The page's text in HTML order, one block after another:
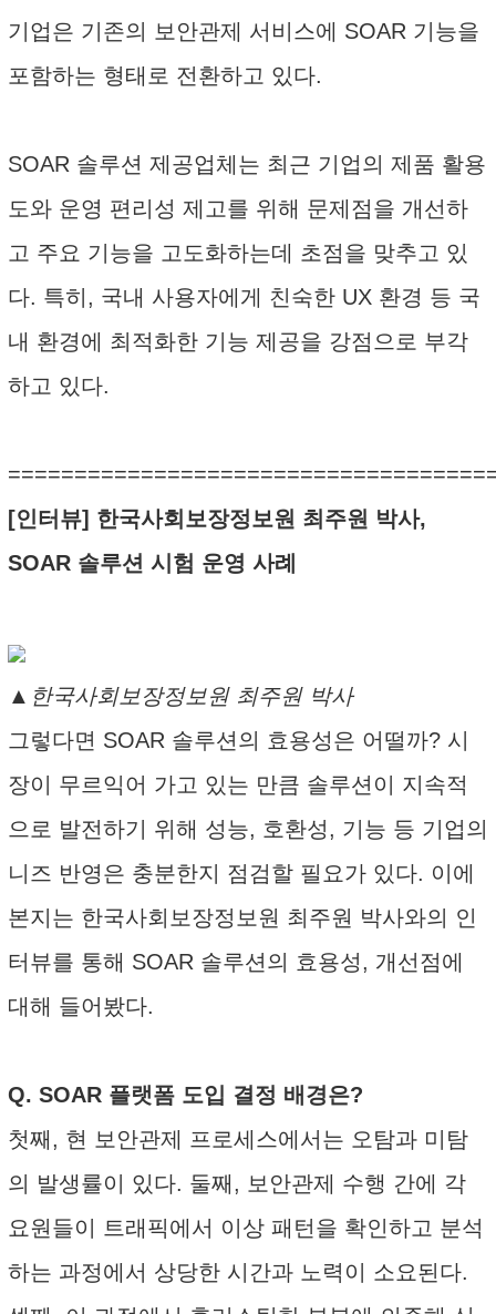
기업은 기존의 보안관제 서비스에 SOAR 기능을
포함하는 형태로 전환하고 있다.
SOAR 솔루션 제공업체는 최근 기업의 제품 활용
도와 운영 편리성 제고를 위해 문제점을 개선하
고 주요 기능을 고도화하는데 초점을 맞추고 있
다. 특히, 국내 사용자에게 친숙한 UX 환경 등 국
내 환경에 최적화한 기능 제공을 강점으로 부각
하고 있다.
[인터뷰] 한국사회보장정보원 최주원 박사,
SOAR 솔루션 시험 운영 사례
▲한국사회보장정보원 최주원 박사
그렇다면 SOAR 솔루션의 효용성은 어떨까? 시
장이 무르익어 가고 있는 만큼 솔루션이 지속적
으로 발전하기 위해 성능, 호환성, 기능 등 기업의
니즈 반영은 충분한지 점검할 필요가 있다. 이에
본지는 한국사회보장정보원 최주원 박사와의 인
터뷰를 통해 SOAR 솔루션의 효용성, 개선점에
대해 들어봤다.
Q. SOAR 플랫폼 도입 결정 배경은?
첫째, 현 보안관제 프로세스에서는 오탐과 미탐
의 발생률이 있다. 둘째, 보안관제 수행 간에 각
요원들이 트래픽에서 이상 패턴을 확인하고 분석
하는 과정에서 상당한 시간과 노력이 소요된다.